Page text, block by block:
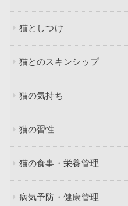
猫としつけ
猫とのスキンシップ
猫の気持ち
猫の習性
猫の食事・栄養管理
病気予防・健康管理